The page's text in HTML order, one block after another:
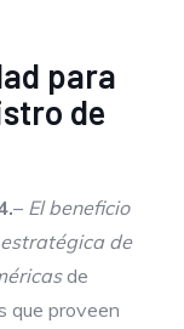
para
de
– El beneficio
de
de
que proveen